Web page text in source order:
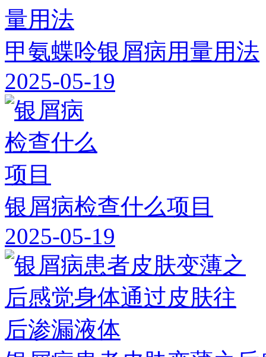
甲氨蝶呤银屑病用量用法
2025-05-19
银屑病检查什么项目
2025-05-19